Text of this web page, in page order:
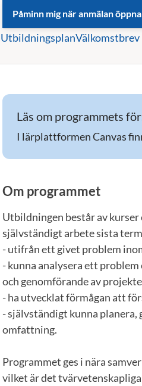
UtbildningsplanVälkomstbrev
Läs om programmets
I lärplattformen Canvas
Om programmet
Utbildningen består av
självständigt arbete sista
- utifrån ett givet problem
- kunna analysera ett
och genomförande av
- ha utvecklat förmågan att
- självständigt kunna
omfattning.
Programmet ges i nära
vilket är det